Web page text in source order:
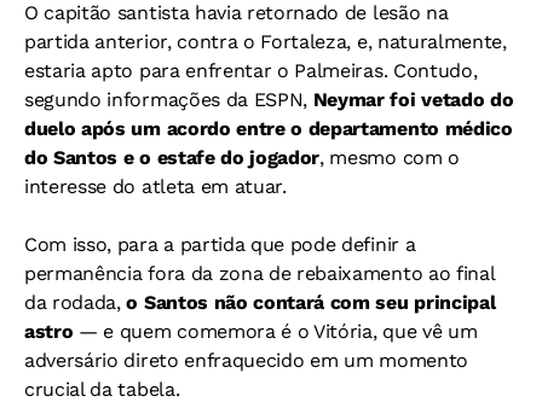
O capitão santista havia retornado de lesão na
partida anterior, contra o Fortaleza, e, naturalmente,
estaria apto para enfrentar o Palmeiras. Contudo,
segundo informações da ESPN, Neymar foi vetado do
duelo após um acordo entre o departamento médico
do Santos e o estafe do jogador, mesmo com o
interesse do atleta em atuar.
Com isso, para a partida que pode definir a
permanência fora da zona de rebaixamento ao final
da rodada,o Santos não contará com seu principal
astro — e quem comemora é o Vitória, que vê um
adversário direto enfraquecido em um momento
crucial da tabela.